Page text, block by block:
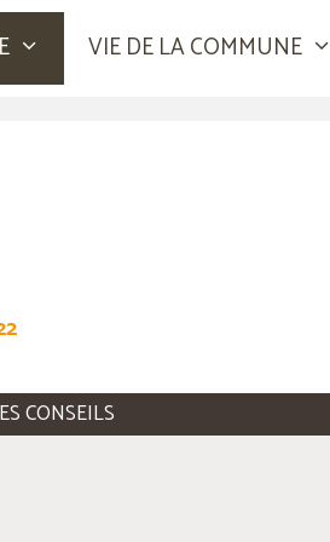
VIE DE LA COMMUNE
CONSEILS